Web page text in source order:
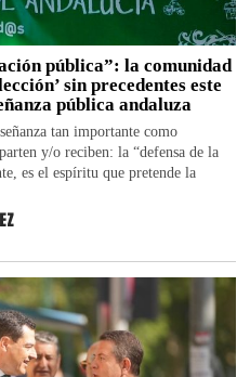
pública”: la comunidad
sin precedentes este
pública andaluza
tan importante como
y/o reciben: la “defensa de la
es el espíritu que pretende la